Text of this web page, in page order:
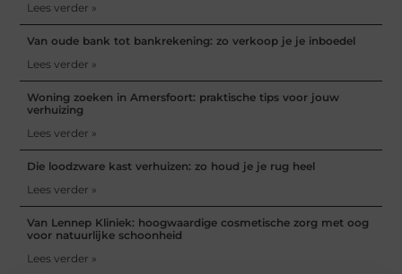
Lees verder »
Van oude bank tot bankrekening: zo verkoop je je inboedel
Lees verder »
Woning zoeken in Amersfoort: praktische tips voor jouw
verhuizing
Lees verder »
Die loodzware kast verhuizen: zo houd je je rug heel
Lees verder »
Van Lennep Kliniek: hoogwaardige cosmetische zorg met oog
voor natuurlijke schoonheid
Lees verder »